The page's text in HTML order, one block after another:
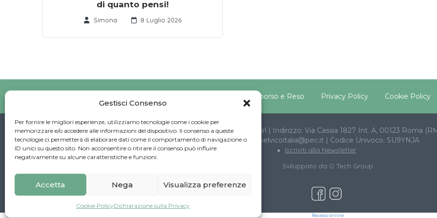
Gestisci Consenso
Per fornire le migliori esperienze, utilizziamo tecnologie come i cookie per
memorizzare e/o accedere alle informazioni del dispositivo. Il consenso a queste
tecnologie ci permetterà di elaborare dati come il comportamento di navigazione o
ID unici su questo sito. Non acconsentire o ritirare il consenso può influire
negativamente su alcune caratteristiche e funzioni.
Accetta Nega Visualizza preferenze
Cookie PolicyDichiarazione sulla Privacy
di quanto pensi!
Simona 8 Luglio 2026
Politica di Rimborso e Reso Privacy Policy Cookie Policy
Copyright © 2025 Pavimento Pelvico Italia beAPPI srl | Indirizzo: Via Cassia 1827 Int. A, 00123 Roma
pavimentopelvicoitalia@pec.it | Codice Univoco: SU9YNJA
Iscriviti alla Newsletter
Sviluppato da G Tech Group
Recesso online